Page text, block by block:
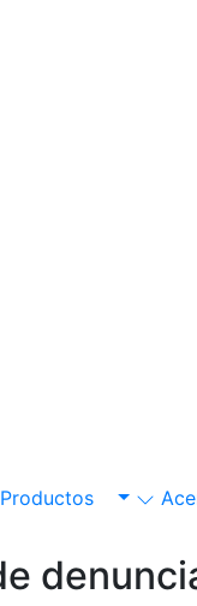
Productos